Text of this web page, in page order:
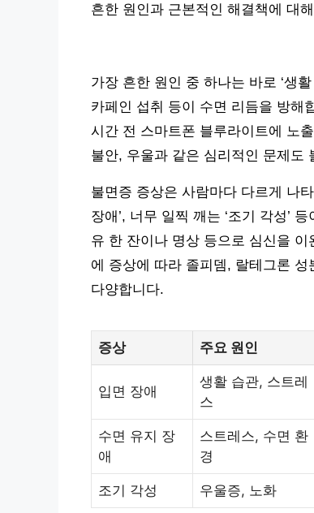
흔한 원인과 근본적인 해결책에 대
가장 흔한 원인 중 하나는 바로 ‘생
카페인 섭취 등이 수면 리듬을 방해
시간 전 스마트폰 블루라이트에 노
불안, 우울과 같은 심리적인 문제도
불면증 증상은 사람마다 다르게 나
장애’, 너무 일찍 깨는 ‘조기 각성’
유 한 잔이나 명상 등으로 심신을
에 증상에 따라 졸피뎀, 랄테그론
다양합니다.
증상 주요 원인
입면 장애
생활 습관, 스트레
스
수면 유지 장
애
스트레스, 수면 환
경
조기 각성 우울증, 노화